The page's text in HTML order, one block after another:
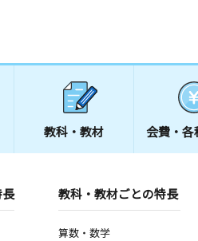
教科・教材 会費・ 各
教科・教材ごとの特長
算数・数学